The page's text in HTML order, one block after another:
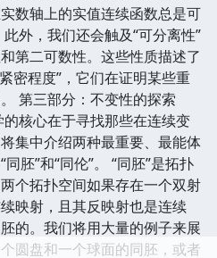
数轴上的实值连续函数总是可
外，我们还会触及“可分离性”
第二可数性。这些性质描述了
密程度”，它们在证明某些重
第三部分：不变性的探索
核心在于寻找那些在连续变
集中介绍两种最重要、最能体
胚”和“同伦”。 “同胚”是拓扑
个拓扑空间如果存在一个双射
映射，且其反映射也是连续
的。我们将用大量的例子来展
圆盘和一个球面的同胚，或者